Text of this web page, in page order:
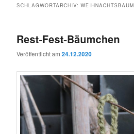
SCHLAGWORTARCHIV:WEIHNACHTSBAUM
Rest-Fest-Bäumchen
Veröffentlicht am24.12.2020